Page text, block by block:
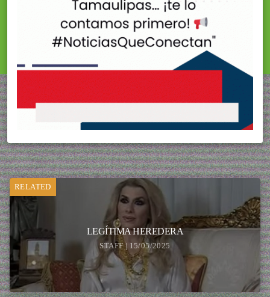
RELATED
LEGÍTIMA HEREDERA
STAFF | 15/05/2025